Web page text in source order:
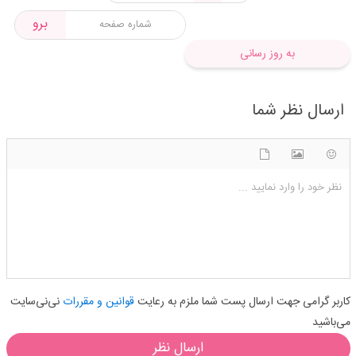
برو
به روز رسانی
ارسال نظر شما
نظر خود را وارد نمایید ...
کاربر گرامی جهت ارسال پست شما ملزم به رعایت قوانین و مقرراتنی‌نی‌سایت
می‌باشید
ارسال نظر